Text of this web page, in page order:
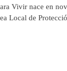
Vivir nace en
Local de